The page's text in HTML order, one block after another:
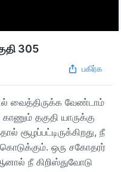
305
பகிர்க
வைத்திருக்க வேண்டாம்
தகுதி யாருக்கு
நீ
ஒரு சகோதரர்
நீ கிறிஸ்துவோடு